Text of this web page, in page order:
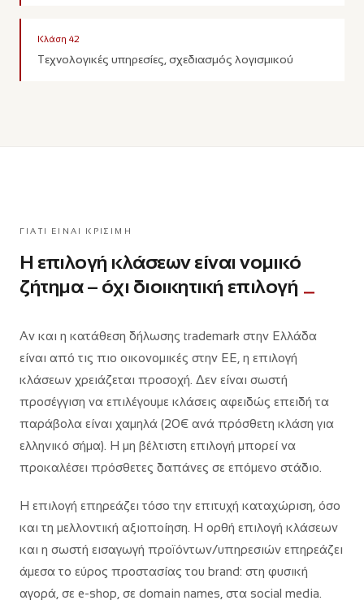
Κλάση 42
Τεχνολογικές υπηρεσίες, σχεδιασμός λογισμικού
ΓΙΑΤΊ ΕΊΝΑΙ ΚΡΊΣΙΜΗ
Η επιλογή κλάσεων είναι νομικό
ζήτημα – όχι διοικητική επιλογή
Αν και η κατάθεση δήλωσης trademark στην Ελλάδα
είναι από τις πιο οικονομικές στην ΕΕ, η επιλογή
κλάσεων χρειάζεται προσοχή. Δεν είναι σωστή
προσέγγιση να επιλέγουμε κλάσεις αφειδώς επειδή τα
παράβολα είναι χαμηλά (20€ ανά πρόσθετη κλάση για
ελληνικό σήμα). Η μη βέλτιστη επιλογή μπορεί να
προκαλέσει πρόσθετες δαπάνες σε επόμενο στάδιο.
Η επιλογή επηρεάζει τόσο την επιτυχή καταχώριση, όσο
και τη μελλοντική αξιοποίηση. Η ορθή επιλογή κλάσεων
και η σωστή εισαγωγή προϊόντων/υπηρεσιών επηρεάζει
άμεσα το εύρος προστασίας του brand: στη φυσική
αγορά, σε e-shop, σε domain names, στα social media.